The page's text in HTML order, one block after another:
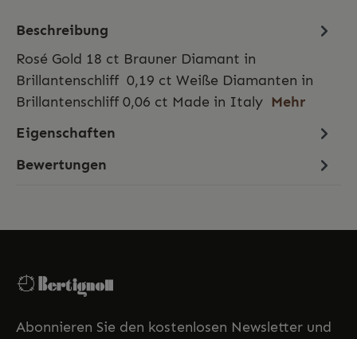
Beschreibung
Rosé Gold 18 ct Brauner Diamant in
Brillantenschliff 0,19 ct Weiße Diamanten in
Brillantenschliff 0,06 ct Made in Italy Mehr
Eigenschaften
Bewertungen
Abonnieren Sie den kostenlosen Newsletter und